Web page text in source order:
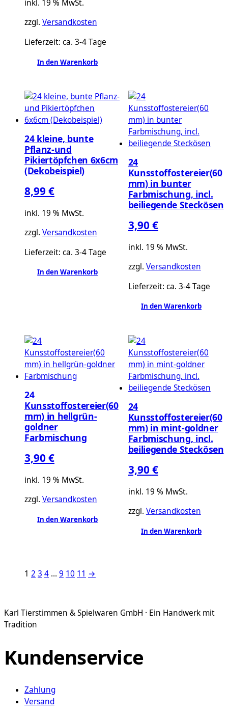
4,59 €3,99 €.
inkl. 19 % MwSt.
zzgl. Versandkosten
Lieferzeit: ca. 3-4 Tage
In den Warenkorb
24 kleine, bunte
Pflanz-und
Pikiertöpfchen 6x6cm
(Dekobeispiel)
8,99€
inkl. 19 % MwSt.
zzgl. Versandkosten
Lieferzeit: ca. 3-4 Tage
In den Warenkorb
24
Kunsstoffostereier(60
mm) in bunter
Farbmischung, incl.
beiliegende Steckösen
3,90€
inkl. 19 % MwSt.
zzgl. Versandkosten
Lieferzeit: ca. 3-4 Tage
In den Warenkorb
24
Kunsstoffostereier(60
mm) in hellgrün-
goldner
Farbmischung
3,90€
inkl. 19 % MwSt.
zzgl. Versandkosten
In den Warenkorb
24
Kunsstoffostereier(60
mm) in mint-goldner
Farbmischung, incl.
beiliegende Steckösen
3,90€
inkl. 19 % MwSt.
zzgl. Versandkosten
In den Warenkorb
1 2 3 4 … 9 10 11 →
Karl Tierstimmen & Spielwaren GmbH · Ein Handwerk mit
Tradition
Kundenservice
Zahlung
Versand